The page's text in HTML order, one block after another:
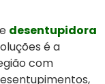
desentupidora
é a
com